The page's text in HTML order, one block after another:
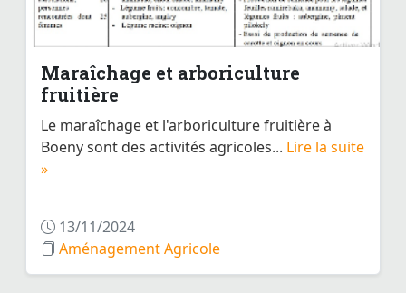
Maraîchage et arboriculture
fruitière
Le maraîchage et l'arboriculture fruitière à
Boeny sont des activités agricoles... Lire la suite
»
13/11/2024
Aménagement Agricole